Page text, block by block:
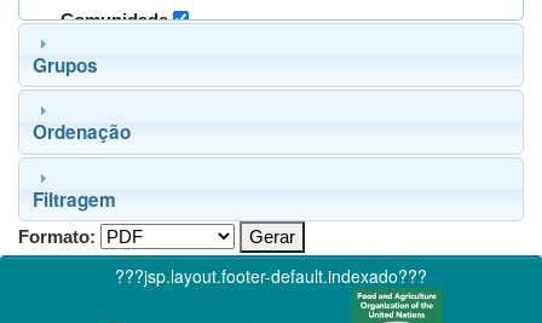
Comunidade
Grupos
Ordenação
Filtragem
Formato:
???jsp.layout.footer-default.indexado???